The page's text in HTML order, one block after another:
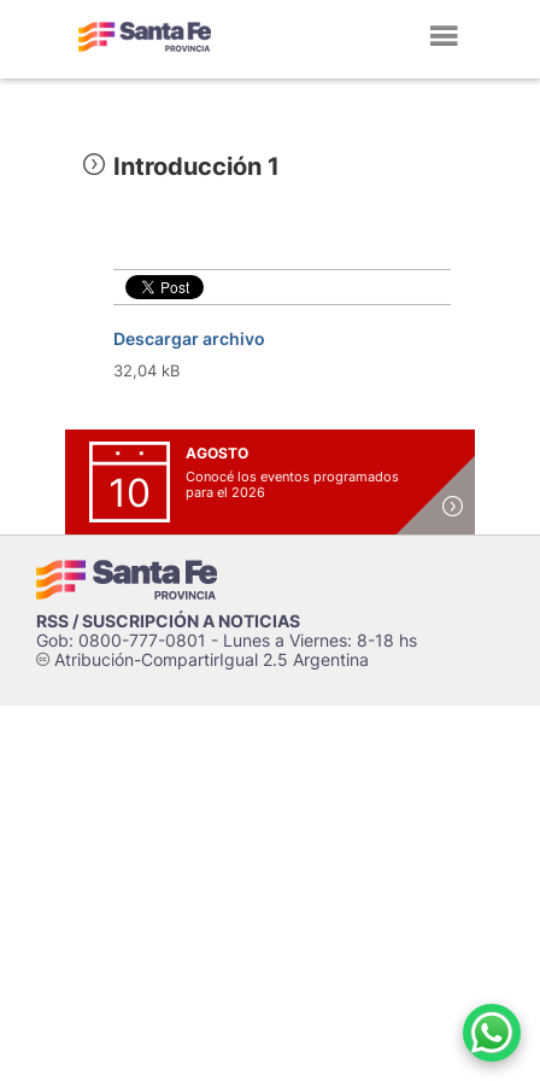
Introducción 1
Descargar archivo
32,04 kB
10
AGOSTO
Conocé los eventos programados
para el 2026
RSS / SUSCRIPCIÓN A NOTICIAS
Gob: 0800-777-0801 - Lunes a Viernes: 8-18 hs
cAtribución-CompartirIgual 2.5 Argentina